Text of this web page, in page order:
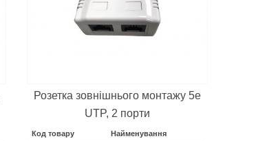
Розетка зовнішнього монтажу 5е
UTP, 2 порти
Код товару Найменування